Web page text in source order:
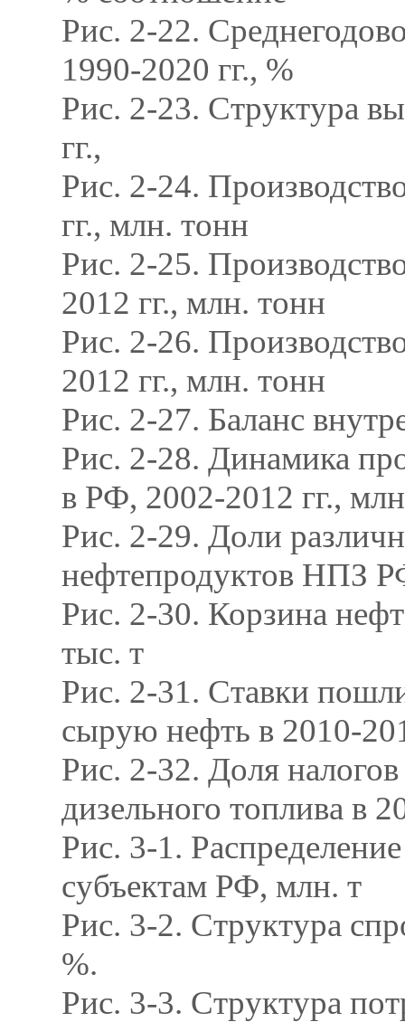
Рис. 2-22.
1990-2020 гг., %
Рис. 2-23. Структура
гг.,
Рис. 2-24.
гг., млн. тонн
Рис. 2-25.
2012 гг., млн. тонн
Рис. 2-26.
2012 гг., млн. тонн
Рис. 2-27. Баланс
Рис. 2-28. Динамика
в РФ, 2002-2012 гг.,
Рис. 2-29. Доли
нефтепродуктов НПЗ
Рис. 2-30. Корзина
тыс. т
Рис. 2-31. Ставки
сырую нефть в 2010-
Рис. 2-32. Доля
дизельного топлива в
Рис. 3-1.
субъектам РФ, млн. т
Рис. 3-2. Структура
%.
Рис. 3-3. Структура